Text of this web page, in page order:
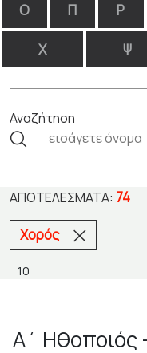
Ο Π Ρ
Χ Ψ
Αναζήτηση
ΑΠΟΤΕΛΈΣΜΑΤΑ: 74
Χορός
Α΄ Ηθοποιός